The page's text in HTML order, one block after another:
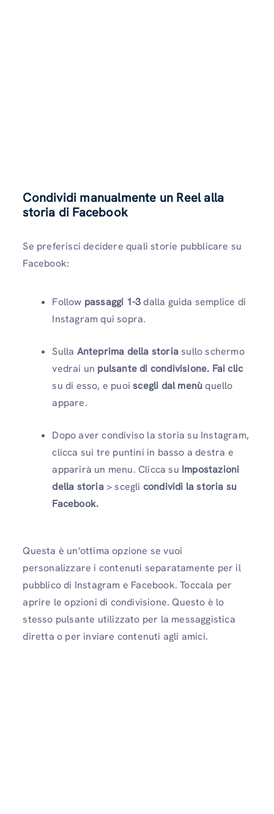
Condividi manualmente un Reel alla
storia di Facebook
Se preferisci decidere quali storie pubblicare su
Facebook:
Follow passaggi 1-3dalla guida semplice di
Instagram qui sopra.
Sulla Anteprima della storiasullo schermo
vedrai un pulsante di condivisione. Fai clic
su di esso, e puoiscegli dal menùquello
appare.
Dopo aver condiviso la storia su Instagram,
clicca sui tre puntini in basso a destra e
apparirà un menu. Clicca su Impostazioni
della storia> scegli condividi la storia su
Facebook.
Questa è un'ottima opzione se vuoi
personalizzare i contenuti separatamente per il
pubblico di Instagram e Facebook. Toccala per
aprire le opzioni di condivisione. Questo è lo
stesso pulsante utilizzato per la messaggistica
diretta o per inviare contenuti agli amici.